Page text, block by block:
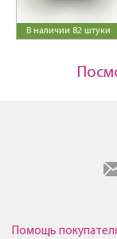
В наличии 82 штуки
Помощь